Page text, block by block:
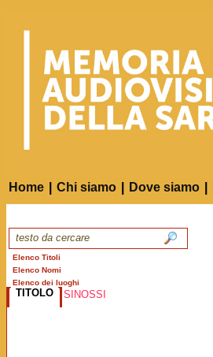
Home Chi siamo Dove siamo
Elenco Titoli
Elenco Nomi
Elenco dei luoghi
TITOLO SINOSSI